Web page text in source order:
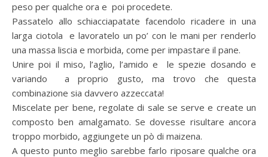
peso per qualche ora e poi procedete.
Passatelo allo schiacciapatate facendolo ricadere in una
larga ciotola e lavoratelo un po’ con le mani per renderlo
una massa liscia e morbida, come per impastare il pane.
Unire poi il miso, l’aglio, l’amido e le spezie dosando e
variando a proprio gusto, ma trovo che questa
combinazione sia davvero azzeccata!
Miscelate per bene, regolate di sale se serve e create un
composto ben amalgamato. Se dovesse risultare ancora
troppo morbido, aggiungete un pò di maizena.
A questo punto meglio sarebbe farlo riposare qualche ora